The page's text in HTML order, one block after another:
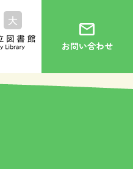
大
mail
お問い合わせ
トップ